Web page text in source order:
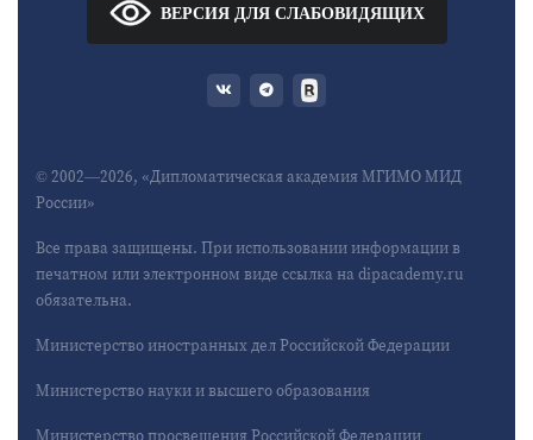
ВЕРСИЯ ДЛЯ СЛАБОВИДЯЩИХ
© 2002—2026, «Дипломатическая академия МГИМО МИД
России»
Все права защищены. При использовании информации в
печатном или электронном виде ссылка на dipacademy.ru
обязательна.
Министерство иностранных дел Российской Федерации
Министерство науки и высшего образования